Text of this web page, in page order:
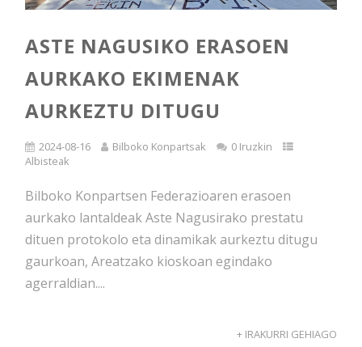
ASTE NAGUSIKO ERASOEN
AURKAKO EKIMENAK
AURKEZTU DITUGU
2024-08-16 Bilboko Konpartsak
0 Iruzkin
Albisteak
Bilboko Konpartsen Federazioaren erasoen
aurkako lantaldeak Aste Nagusirako prestatu
dituen protokolo eta dinamikak aurkeztu ditugu
gaurkoan, Areatzako kioskoan egindako
agerraldian....
+ IRAKURRI GEHIAGO